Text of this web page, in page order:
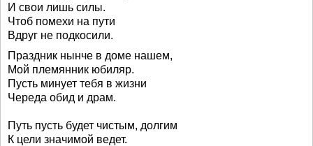
И свои лишь силы.
Чтоб помехи на пути
Вдруг не подкосили.
Праздник нынче в доме нашем,
Мой племянник юбиляр.
Пусть минует тебя в жизни
Череда обид и драм.
Путь пусть будет чистым, долгим
К цели значимой ведет.